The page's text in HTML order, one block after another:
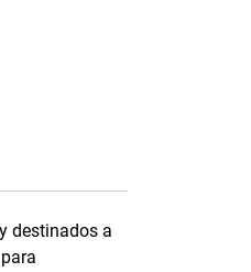
destinados a